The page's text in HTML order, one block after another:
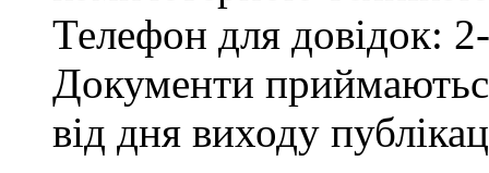
Телефон для довідок:
Документи
від дня виходу